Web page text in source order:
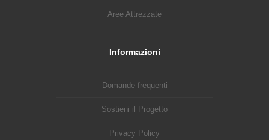
Aree Attrezzate
Informazioni
Domande frequenti
Sostieni il Progetto
Privacy Policy